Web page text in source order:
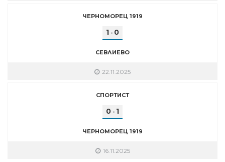
ЧЕРНОМОРЕЦ 1919
1 - 0
СЕВЛИЕВО
22.11.2025
СПОРТИСТ
0 - 1
ЧЕРНОМОРЕЦ 1919
16.11.2025